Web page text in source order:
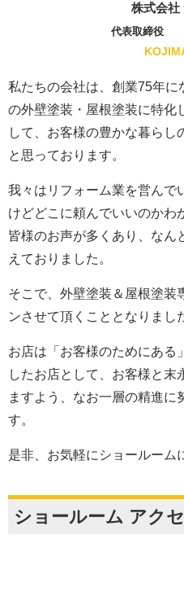
株式会社
代表取締役
私たちの会社は、創業75年に
の外壁塗装・屋根塗装に特化
して、お客様の豊かな暮らし
と思っております。
我々はリフォーム業を営んで
けどどこに頼んでいいのかわ
皆様のお声が多くあり、なん
えておりました。
そこで、外壁塗装＆屋根塗装
ンさせて頂くこととなりまし
お店は「お客様のためにある
したお店として、お客様と末
ますよう、なお一層の精進に
す。
是非、お気軽にショールーム
ショールーム アク